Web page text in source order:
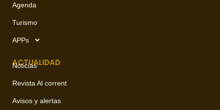
Agenda
Turismo
APPs
ACTUALIDAD
Noticias
Revista Al corrent
Avisos y alertas